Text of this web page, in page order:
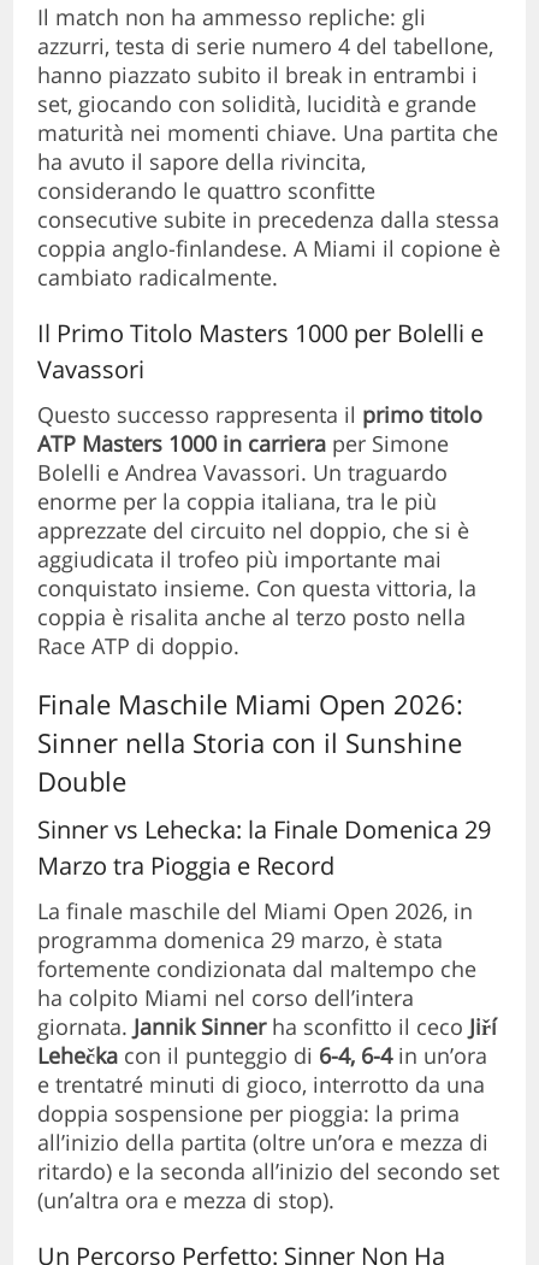
Il match non ha ammesso repliche: gli
azzurri, testa di serie numero 4 del tabellone,
hanno piazzato subito il break in entrambi i
set, giocando con solidità, lucidità e grande
maturità nei momenti chiave. Una partita che
ha avuto il sapore della rivincita,
considerando le quattro sconfitte
consecutive subite in precedenza dalla stessa
coppia anglo-finlandese. A Miami il copione è
cambiato radicalmente.
Il Primo Titolo Masters 1000 per Bolelli e
Vavassori
Questo successo rappresenta il primo titolo
ATP Masters 1000 in carriera per Simone
Bolelli e Andrea Vavassori. Un traguardo
enorme per la coppia italiana, tra le più
apprezzate del circuito nel doppio, che si è
aggiudicata il trofeo più importante mai
conquistato insieme. Con questa vittoria, la
coppia è risalita anche al terzo posto nella
Race ATP di doppio.
Finale Maschile Miami Open 2026:
Sinner nella Storia con il Sunshine
Double
Sinner vs Lehecka: la Finale Domenica 29
Marzo tra Pioggia e Record
La finale maschile del Miami Open 2026, in
programma domenica 29 marzo, è stata
fortemente condizionata dal maltempo che
ha colpito Miami nel corso dell’intera
giornata. Jannik Sinnerha sconfitto il ceco Jiří
Lehečka con il punteggio di 6-4, 6-4in un’ora
e trentatré minuti di gioco, interrotto da una
doppia sospensione per pioggia: la prima
all’inizio della partita (oltre un’ora e mezza di
ritardo) e la seconda all’inizio del secondo set
(un’altra ora e mezza di stop).
Un Percorso Perfetto: Sinner Non Ha